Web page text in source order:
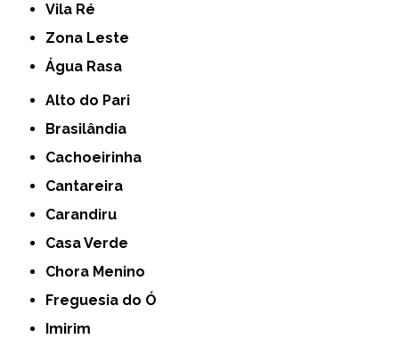
Vila Ré
Zona Leste
Água Rasa
Alto do Pari
Brasilândia
Cachoeirinha
Cantareira
Carandiru
Casa Verde
Chora Menino
Freguesia do Ó
Imirim